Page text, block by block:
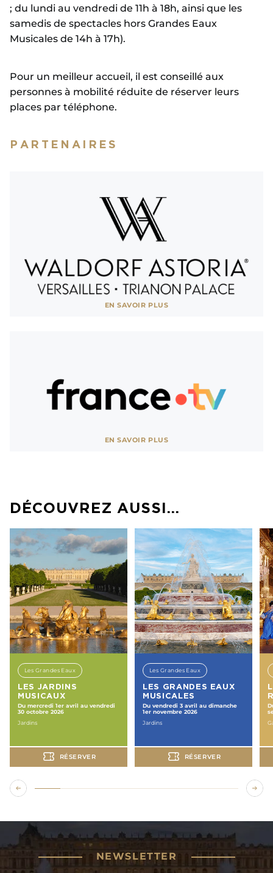
; du lundi au vendredi de 11h à 18h, ainsi que les
samedis de spectacles hors Grandes Eaux
Musicales de 14h à 17h).
Pour un meilleur accueil, il est conseillé aux
personnes à mobilité réduite de réserver leurs
places par téléphone.
PARTENAIRES
EN SAVOIR PLUS
EN SAVOIR PLUS
DÉCOUVREZ AUSSI…
Les Grandes Eaux
LES JARDINS
MUSICAUX
Du mercredi 1er avril au vendredi
30 octobre 2026
Jardins
RÉSERVER
Les Grandes Eaux
LES GRANDES EAUX
MUSICALES
Du vendredi 3 avril au dimanche
1er novembre 2026
Jardins
RÉSERVER
NEWSLETTER